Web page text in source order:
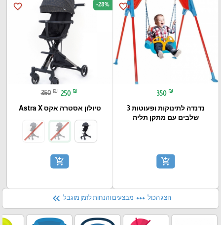
favorite_border
350 ₪
נדנדה לתינוקות ופעוטות 3
שלבים עם מתקן תליה
add_shopping_cart
favorite_border -28%
350 ₪ 250 ₪
טיולון אסטרה אקס Astra X
add_shopping_cart
הצג הכול more_horiz מבצעים והנחות לזמן מוגבל keyboard_double_arrow_left